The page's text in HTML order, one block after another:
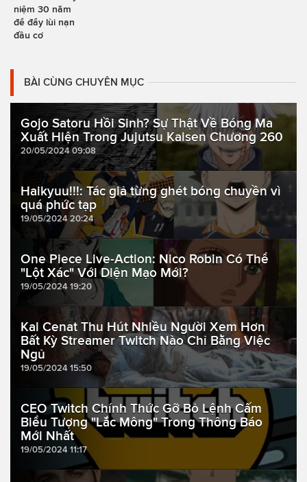
niệm 30 năm
để đẩy lùi nạn
đầu cơ
BÀI CÙNG CHUYÊN MỤC
Gojo Satoru Hồi Sinh? Sự Thật Về Bóng Ma
Xuất Hiện Trong Jujutsu Kaisen Chương 260
20/05/2024 09:08
Haikyuu!!!: Tác giả từng ghét bóng chuyền vì
quá phức tạp
19/05/2024 20:24
One Piece Live-Action: Nico Robin Có Thể
"Lột Xác" Với Diện Mạo Mới?
19/05/2024 19:20
Kai Cenat Thu Hút Nhiều Người Xem Hơn
Bất Kỳ Streamer Twitch Nào Chỉ Bằng Việc
Ngủ
19/05/2024 15:50
CEO Twitch Chính Thức Gỡ Bỏ Lệnh Cấm
Biểu Tượng "Lắc Mông" Trong Thông Báo
Mới Nhất
19/05/2024 11:17